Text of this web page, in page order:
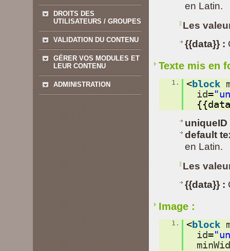
DROITS DES
UTILISATEURS / GROUPES
VALIDATION DU CONTENU
GÉRER VOS MODULES ET
LEUR CONTENU
ADMINISTRATION
en Latin.
Les
{{data}} :
Texte mis en
1. <block
id=
uniqueID
default
en Latin.
Les
{{data}} :
Image :
1. <block
id=